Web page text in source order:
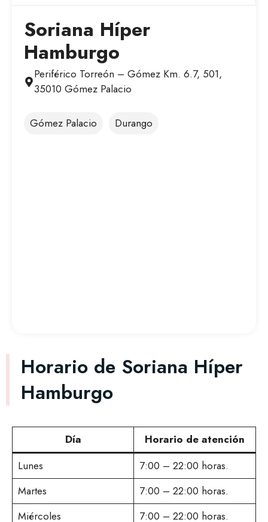
Soriana Híper
Hamburgo
Periférico Torreón – Gómez Km. 6.7, 501,
35010 Gómez Palacio
Gómez Palacio Durango
Horario de Soriana Híper
Hamburgo
Día
Horario de atención
Lunes
7:00 – 22:00 horas.
Martes
7:00 – 22:00 horas.
Miércoles
7:00 – 22:00 horas.